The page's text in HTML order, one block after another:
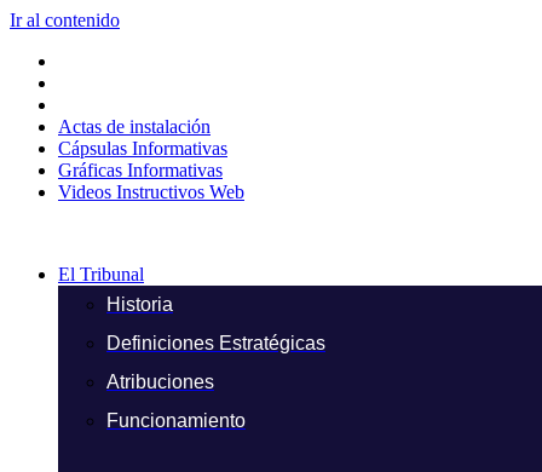
Ir al contenido
Actas de instalación
Cápsulas Informativas
Gráficas Informativas
Videos Instructivos Web
El Tribunal
Historia
Definiciones Estratégicas
Atribuciones
Funcionamiento